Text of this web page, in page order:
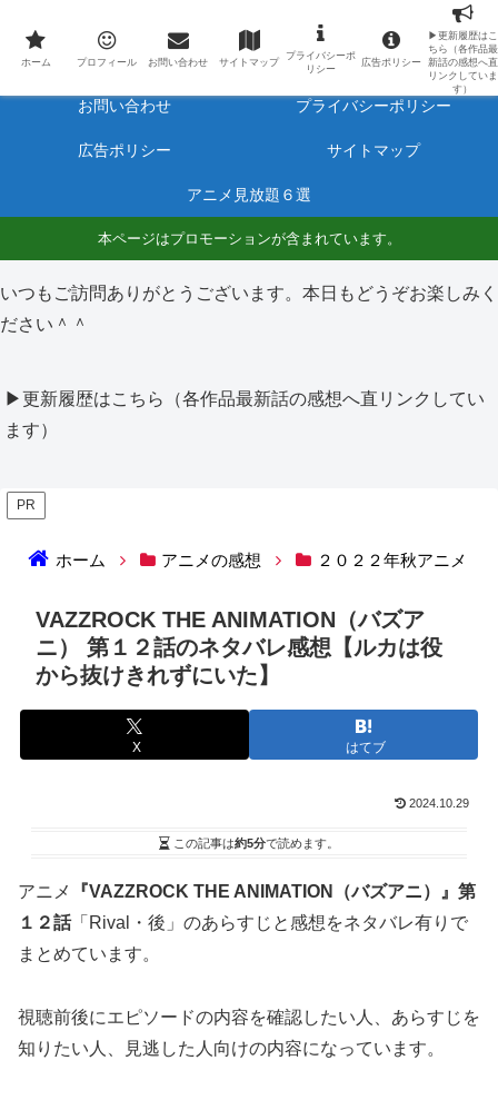
最新アニメのあらすじと感想をネタバレ有りで毎日更新しています。
ホーム プロフィール
お問い合わせ プライバシーポリシー
広告ポリシー サイトマップ
アニメ見放題６選
本ページはプロモーションが含まれています。
いつもご訪問ありがとうございます。本日もどうぞお楽しみく
ださい＾＾
▶更新履歴はこちら（各作品最新話の感想へ直リンクしてい
ます）
PR
ホーム アニメの感想 ２０２２年秋アニメ
VAZZROCK THE ANIMATION（バズア
ニ） 第１２話のネタバレ感想【ルカは役
から抜けきれずにいた】
X はてブ
2024.10.29
この記事は約5分で読めます。
アニメ
『VAZZROCK THE ANIMATION（バズアニ）』第
１２話「Rival・後」のあらすじと感想をネタバレ有りで
まとめています。
視聴前後にエピソードの内容を確認したい人、あらすじを
知りたい人、見逃した人向けの内容になっています。
ホーム プロフィール お問い合わせ サイトマップ
プライバシーポ
リシー
広告ポリシー
▶更新履歴はこ
ちら（各作品最
新話の感想へ直
リンクしていま
す）